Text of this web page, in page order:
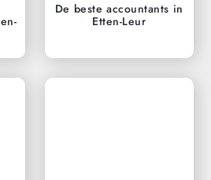
De beste accountants in
Etten-Leur